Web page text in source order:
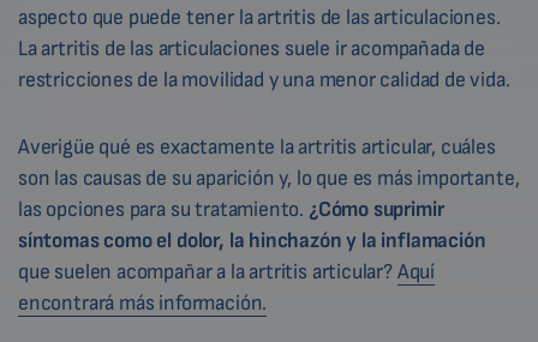
aspecto que puede tener la artritis de las articulaciones.
La artritis de las articulaciones suele ir acompañada de
restricciones de la movilidad y una menor calidad de vida.
Averigüe qué es exactamente la artritis articular, cuáles
son las causas de su aparición y, lo que es más importante,
las opciones para su tratamiento. ¿Cómo suprimir
síntomas como el dolor, la hinchazón y la inflamación
que suelen acompañar a la artritis articular?Aquí
encontrará más información.